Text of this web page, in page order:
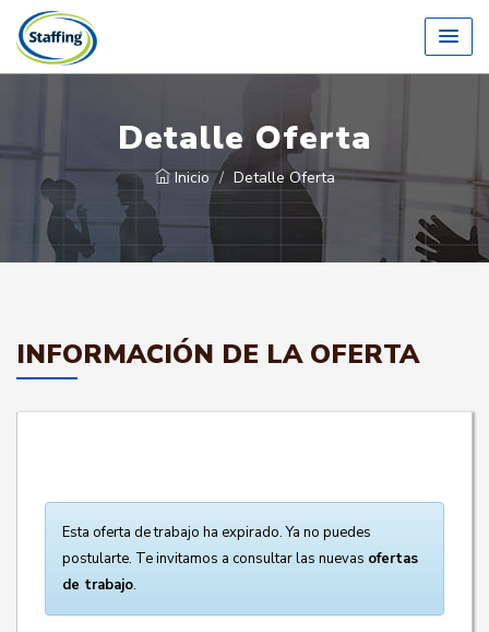
Detalle Oferta
Inicio Detalle Oferta
INFORMACIÓN DE LA OFERTA
Esta oferta de trabajo ha expirado. Ya no puedes
postularte. Te invitamos a consultar las nuevas ofertas
de trabajo.